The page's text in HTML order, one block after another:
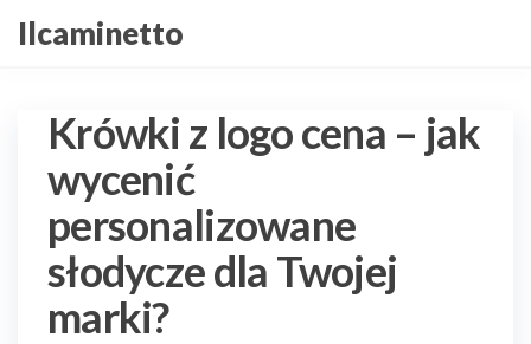
Przejdź
doIlcaminetto
Krówki z logo cena – jak
wycenić
personalizowane
słodycze dla Twojej
marki?